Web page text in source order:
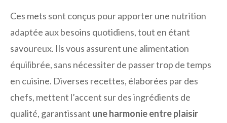
Ces mets sont conçus pour apporter une nutrition
adaptée aux besoins quotidiens, tout en étant
savoureux. Ils vous assurent une alimentation
équilibrée, sans nécessiter de passer trop de temps
en cuisine. Diverses recettes, élaborées par des
chefs, mettent l’accent sur des ingrédients de
qualité, garantissant une harmonie entre plaisir